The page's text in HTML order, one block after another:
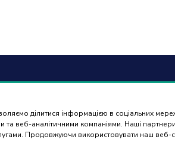
ділитися інформацією в соціальних
та веб-аналітичними компаніями. Наші
Продовжуючи використовувати наш веб-
доставка